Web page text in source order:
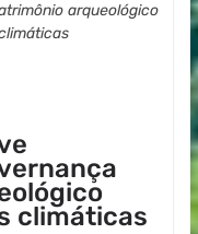
arqueológico
climáticas